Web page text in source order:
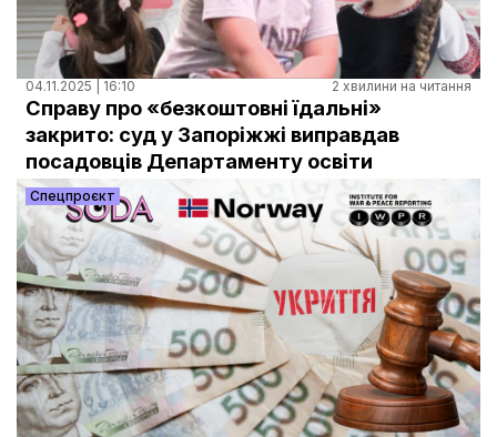
04.11.2025 | 16:10 2 хвилини на читання
Справу про «безкоштовні їдальні»
закрито: суд у Запоріжжі виправдав
посадовців Департаменту освіти
Спецпроєкт